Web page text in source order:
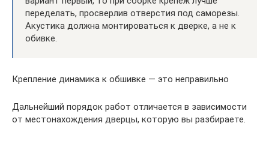
переделать, просверлив отверстия под саморезы.
Акустика должна монтироваться к дверке, а не к
обивке.
Крепление динамика к обшивке — это неправильно
Дальнейший порядок работ отличается в зависимости
от местонахождения дверцы, которую вы разбираете.